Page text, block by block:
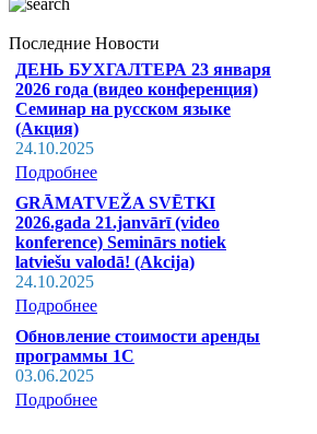
Последние Новости
ДЕНЬ БУХГАЛТЕРА 23 января
2026 года (видео конференция)
Семинар на русском языке
(Акция)
24.10.2025
Подробнее
GRĀMATVEŽA SVĒTKI
2026.gada 21.janvārī (video
konference) Seminārs notiek
latviešu valodā! (Akcija)
24.10.2025
Подробнее
Обновление стоимости аренды
программы 1С
03.06.2025
Подробнее